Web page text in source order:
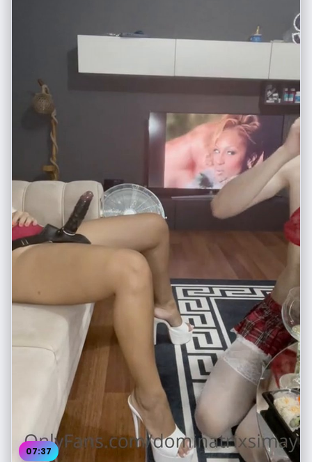
07:37